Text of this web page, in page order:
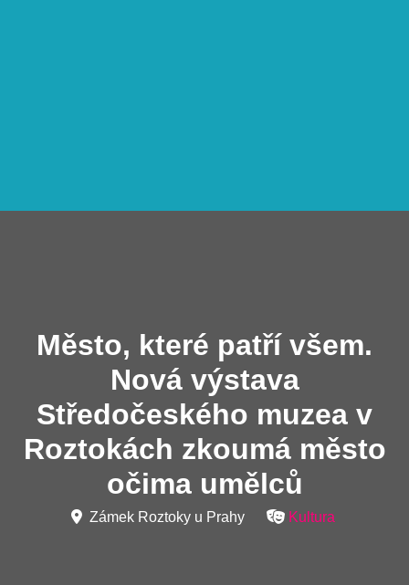
Město, které patří všem.
Nová výstava
Středočeského muzea v
Roztokách zkoumá město
očima umělců
Zámek Roztoky u Prahy Kultura